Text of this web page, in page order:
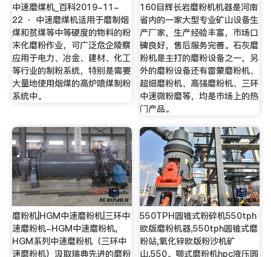
中速磨煤机_百科2019-11-
22 · 中速磨煤机适用于磨制烟
煤和贫煤等中等硬度的物料的粉
末化磨粉作业，可广泛危企陵察
应用于电力、冶金、建材、化工
等行业的制粉系统，特别是需要
大量地使用烟煤的高炉喷煤制粉
系统中。
160目辉长岩磨粉机机器是河南
省内的一家大型专业矿山设备生
产厂家，生产经验丰富，市场口
碑良好，售后服务完善。石灰磨
粉机是主打的磨粉设备之一，另
外的磨粉设备还有雷蒙磨粉机、
超细磨粉机、高强磨粉机、三环
中速微粉磨等，均是市场上的热
门产品。
磨粉机|HGM中速磨粉机|三环中
速磨粉机-HGM中速磨粉机,
HGM系列中速磨粉机（三环中
速磨粉机）汲取瑞典先进的磨粉
550TPH圆锥式粉碎机550tph
欧版磨粉机器,550tph圆锥式磨
粉站,氧化锌欧版粉沙机矿
山,550。颚式磨粉机hpc液压圆